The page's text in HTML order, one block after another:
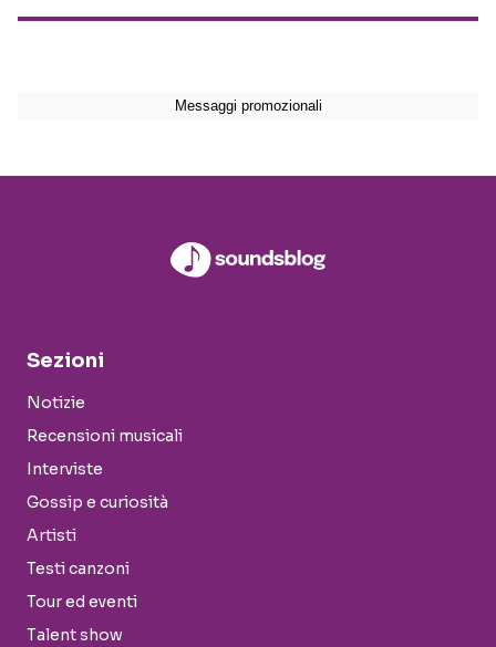
Sezioni
Notizie
Recensioni musicali
Interviste
Gossip e curiosità
Artisti
Testi canzoni
Tour ed eventi
Talent show